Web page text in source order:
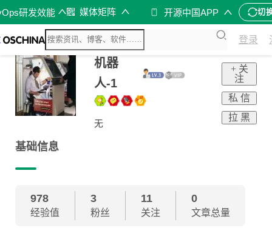
研发效能 媒体矩阵 开源中国APP 切
登录
机器
人-1
无
+ 关
注
私 信
拉 黑
基础信息
978
经验值
3
粉丝
11
关注
0
文章总量